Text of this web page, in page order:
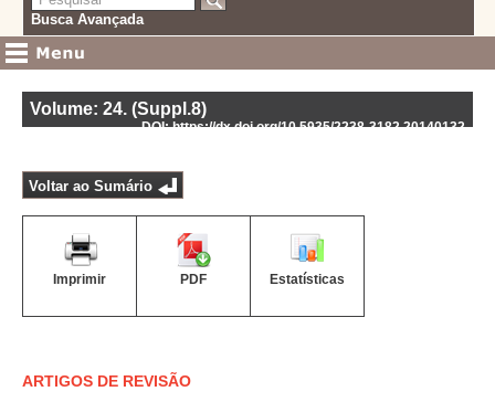
Busca Avançada
Volume: 24. (Suppl.8)
DOI: https://dx.doi.org/10.5935/2238-3182.20140132
Voltar ao Sumário
Imprimir PDF Estatísticas
ARTIGOS DE REVISÃO